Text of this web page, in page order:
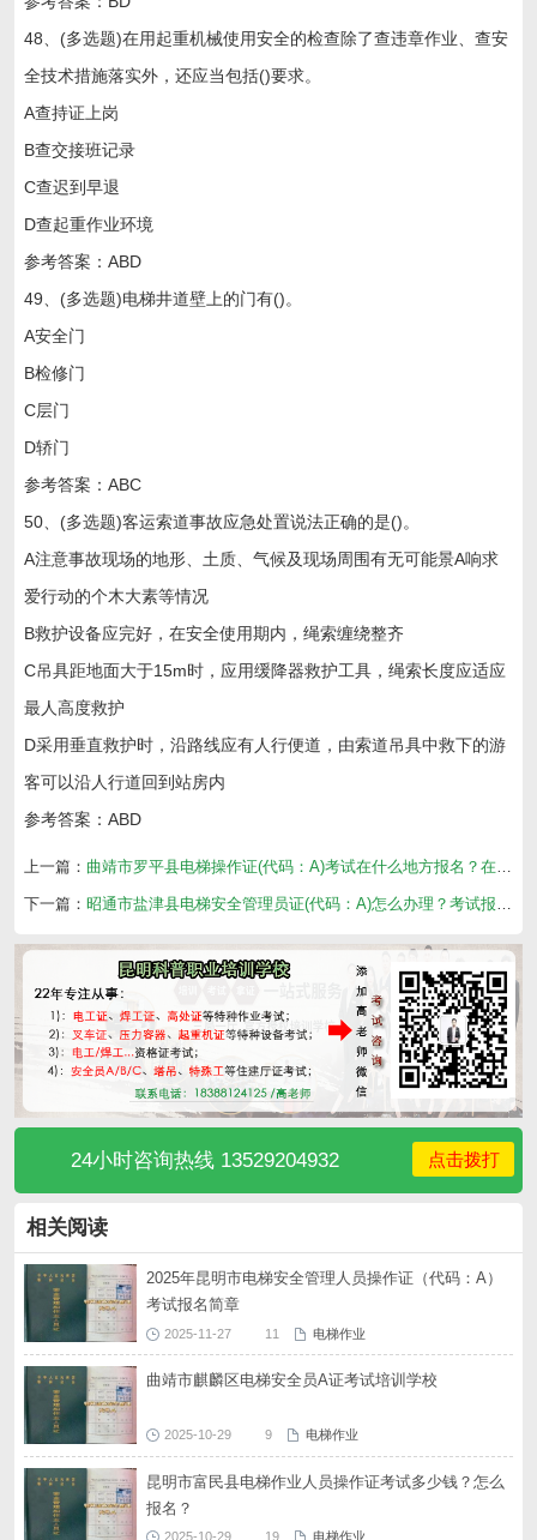
48、(多选题)在用起重机械使用安全的检查除了查违章作业、查安
全技术措施落实外，还应当包括()要求。
A查持证上岗
B查交接班记录
C查迟到早退
D查起重作业环境
参考答案：ABD
49、(多选题)电梯井道壁上的门有()。
A安全门
B检修门
C层门
D轿门
参考答案：ABC
50、(多选题)客运索道事故应急处置说法正确的是()。
A注意事故现场的地形、土质、气候及现场周围有无可能景A响求
爱行动的个木大素等情况
B救护设备应完好，在安全使用期内，绳索缠绕整齐
C吊具距地面大于15m时，应用缓降器救护工具，绳索长度应适应
最人高度救护
D采用垂直救护时，沿路线应有人行便道，由索道吊具中救下的游
客可以沿人行道回到站房内
参考答案：ABD
上一篇： 曲靖市罗平县电梯操作证(代码：A)考试在什么地方报名？在哪里考？
下一篇： 昭通市盐津县电梯安全管理员证(代码：A)怎么办理？考试报名费多少钱？
24小时咨询热线 13529204932 点击拨打
相关阅读
2025年昆明市电梯安全管理人员操作证（代码：A）
考试报名简章
2025-11-27 11 电梯作业
曲靖市麒麟区电梯安全员A证考试培训学校
2025-10-29 9 电梯作业
昆明市富民县电梯作业人员操作证考试多少钱？怎么
报名？
2025-10-29 19 电梯作业